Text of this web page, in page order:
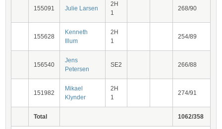
155091 Julie Larsen
2H
1
268/90
155628
Kenneth
Illum
2H
1
254/89
156540
Jens
Petersen
SE2 266/88
151982
Mikael
Klynder
2H
1
274/91
Total 1062/358